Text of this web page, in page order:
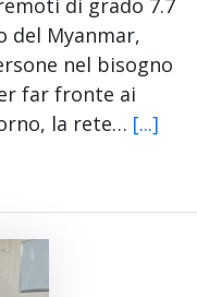
di grado 7.7
del Myanmar,
nel bisogno
far fronte ai
la rete… [...]